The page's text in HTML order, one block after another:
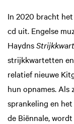
In 2020 bracht
cd uit. Engelse
Haydns
strijkkwartetten
relatief nieuwe
hun opnames. Als
sprankeling en
de Biënnale,